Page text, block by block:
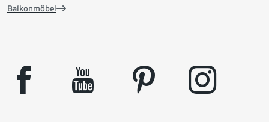
Balkonmöbel
facebook youtube pinterest instagram